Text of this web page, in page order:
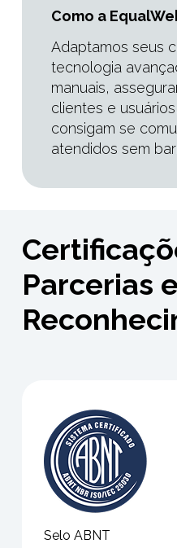
Como a
Adaptamos seus
tecnologia
manuais,
clientes e
consigam se
atendidos sem
Parcerias e
Selo ABNT